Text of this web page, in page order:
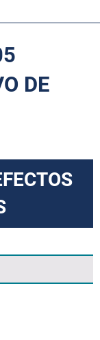
DE